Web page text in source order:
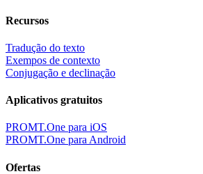
Recursos
Tradução do texto
Exempos de contexto
Conjugação e declinação
Aplicativos gratuitos
PROMT.One para iOS
PROMT.One para Android
Ofertas